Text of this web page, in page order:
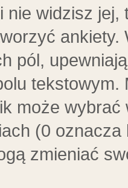
nie widzisz
ankiety.
pól,
może
(0
zmieniać